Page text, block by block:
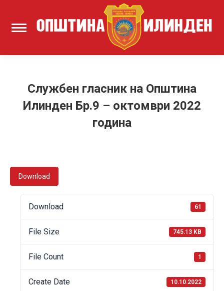
Службен гласник на Општина
Илинден Бр.9 – октомври 2022
година
Download
Download 61
File Size 745.13 KB
File Count 1
Create Date 10.10.2022